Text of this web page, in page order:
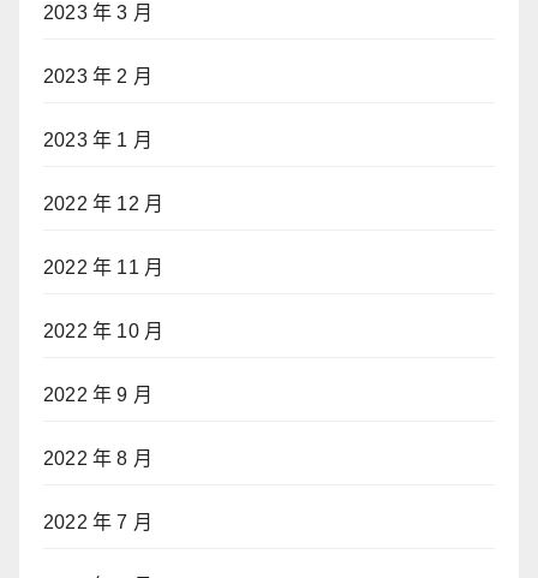
2023 年 3 月
2023 年 2 月
2023 年 1 月
2022 年 12 月
2022 年 11 月
2022 年 10 月
2022 年 9 月
2022 年 8 月
2022 年 7 月